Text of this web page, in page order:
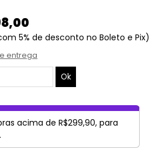
5% de desconto no Boleto e Pix)
entrega
acima de R$299,90, para